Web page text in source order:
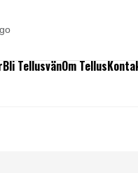
Bli TellusvänOm Tellus